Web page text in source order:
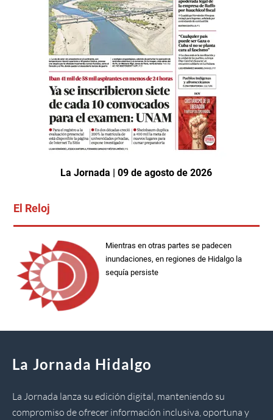
La Jornada | 09 de agosto de 2026
El Reloj
Mientras en otras partes se padecen
inundaciones, en regiones de Hidalgo la
sequía persiste
La Jornada Hidalgo
La Jornada lanza su edición digital, manteniendo su
compromiso de ofrecer información inclusiva, oportuna y